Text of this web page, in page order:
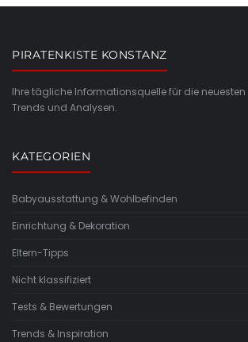
PIRATENKISTE KONSTANZ
Ihre tägliche Informationsquelle für die
Trends und Analysen.
KATEGORIEN
Babyausstattung & Wohlbefinden
Einrichtung & Dekoration
Eltern-Tipps
Nicht klassifiziert
Tests & Bewertungen
Trends & Inspiration